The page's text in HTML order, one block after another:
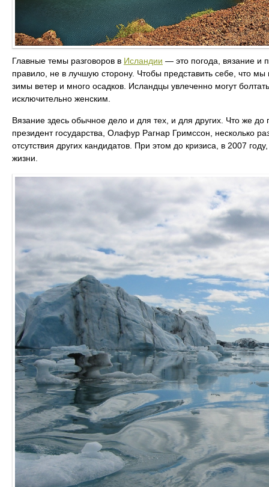
Главные темы разговоров в Исландии — это погода, вязание и
правило, не в лучшую сторону. Чтобы представить себе, что
зимы ветер и много осадков. Исландцы увлеченно могут
исключительно женским.
Вязание здесь обычное дело и для тех, и для других. Что же до
президент государства, Олафур Рагнар Гримссон, несколько
отсутствия других кандидатов. При этом до кризиса, в 2007
жизни.